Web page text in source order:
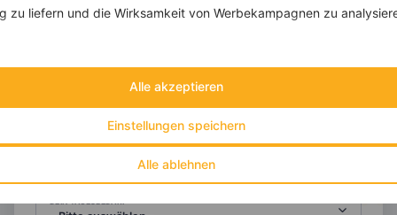
zu liefern und die Wirksamkeit von Werbekampagnen zu
Alle ablehnen
Einstellungen speichern
Alle akzeptieren
Werde Teil voninvikoo.
DEIN TAGESBEDARF